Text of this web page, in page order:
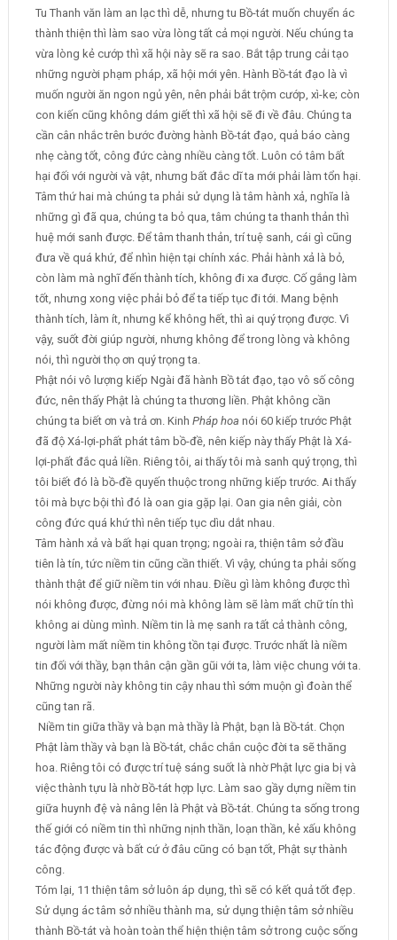
Tu Thanh văn làm an lạc thì dễ, nhưng tu Bồ-tát muốn chuyển ác
thành thiện thì làm sao vừa lòng tất cả mọi người. Nếu chúng ta
vừa lòng kẻ cướp thì xã hội này sẽ ra sao. Bắt tập trung cải tạo
những người phạm pháp, xã hội mới yên. Hành Bồ-tát đạo là vì
muốn người ăn ngon ngủ yên, nên phải bắt trộm cướp, xì-ke; còn
con kiến cũng không dám giết thì xã hội sẽ đi về đâu. Chúng ta
cần cân nhắc trên bước đường hành Bồ-tát đạo, quả báo càng
nhẹ càng tốt, công đức càng nhiều càng tốt. Luôn có tâm bất
hại đối với người và vật, nhưng bất đắc dĩ ta mới phải làm tổn hại.
Tâm thứ hai mà chúng ta phải sử dụng là tâm hành xả, nghĩa là
những gì đã qua, chúng ta bỏ qua, tâm chúng ta thanh thản thì
huệ mới sanh được. Để tâm thanh thản, trí tuệ sanh, cái gì cũng
đưa về quá khứ, để nhìn hiện tại chính xác. Phải hành xả là bỏ,
còn làm mà nghĩ đến thành tích, không đi xa được. Cố gắng làm
tốt, nhưng xong việc phải bỏ để ta tiếp tục đi tới. Mang bệnh
thành tích, làm ít, nhưng kể không hết, thì ai quý trọng được. Vì
vậy, suốt đời giúp người, nhưng không để trong lòng và không
nói, thì người thọ ơn quý trọng ta.
Phật nói vô lượng kiếp Ngài đã hành Bồ tát đạo, tạo vô số công
đức, nên thấy Phật là chúng ta thương liền. Phật không cần
chúng ta biết ơn và trả ơn. Kinh Pháp hoa nói 60 kiếp trước Phật
đã độ Xá-lợi-phất phát tâm bồ-đề, nên kiếp này thấy Phật là Xá-
lợi-phất đắc quả liền. Riêng tôi, ai thấy tôi mà sanh quý trọng, thì
tôi biết đó là bồ-đề quyến thuộc trong những kiếp trước. Ai thấy
tôi mà bực bội thì đó là oan gia gặp lại. Oan gia nên giải, còn
công đức quá khứ thì nên tiếp tục dìu dắt nhau.
Tâm hành xả và bất hại quan trọng; ngoài ra, thiện tâm sở đầu
tiên là tín, tức niềm tin cũng cần thiết. Vì vậy, chúng ta phải sống
thành thật để giữ niềm tin với nhau. Điều gì làm không được thì
nói không được, đừng nói mà không làm sẽ làm mất chữ tín thì
không ai dùng mình. Niềm tin là mẹ sanh ra tất cả thành công,
người làm mất niềm tin không tồn tại được. Trước nhất là niềm
tin đối với thầy, bạn thân cận gần gũi với ta, làm việc chung với ta.
Những người này không tin cậy nhau thì sớm muộn gì đoàn thể
cũng tan rã.
Niềm tin giữa thầy và bạn mà thầy là Phật, bạn là Bồ-tát. Chọn
Phật làm thầy và bạn là Bồ-tát, chắc chắn cuộc đời ta sẽ thăng
hoa. Riêng tôi có được trí tuệ sáng suốt là nhờ Phật lực gia bị và
việc thành tựu là nhờ Bồ-tát hợp lực. Làm sao gầy dựng niềm tin
giữa huynh đệ và nâng lên là Phật và Bồ-tát. Chúng ta sống trong
thế giới có niềm tin thì những nịnh thần, loạn thần, kẻ xấu không
tác động được và bất cứ ở đâu cũng có bạn tốt, Phật sự thành
công.
Tóm lại, 11 thiện tâm sở luôn áp dụng, thì sẽ có kết quả tốt đẹp.
Sử dụng ác tâm sở nhiều thành ma, sử dụng thiện tâm sở nhiều
thành Bồ-tát và hoàn toàn thể hiện thiện tâm sở trong cuộc sống